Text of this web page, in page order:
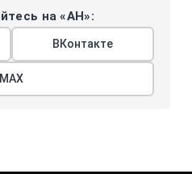
на «АН»:
ВКонтакте
МАХ